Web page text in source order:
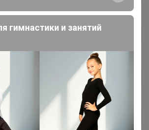
гимнастики и занятий